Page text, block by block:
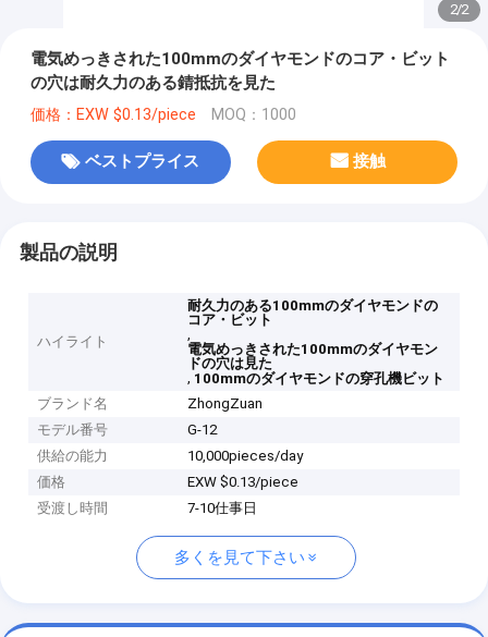
2/2
電気めっきされた100mmのダイヤモンドのコア・ビット
の穴は耐久力のある錆抵抗を見た
価格：EXW $0.13/piece MOQ：1000
ベストプライス 接触
製品の説明
ハイライト
耐久力のある100mmのダイヤモンドの
コア・ビット
,
電気めっきされた100mmのダイヤモン
ドの穴は見た
, 100mmのダイヤモンドの穿孔機ビット
ブランド名
ZhongZuan
モデル番号
G-12
供給の能力
10,000pieces/day
価格
EXW $0.13/piece
受渡し時間
7-10仕事日
多くを見て下さい